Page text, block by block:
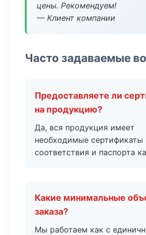
цены. Рекомендуем!
— Клиент компании
Часто задаваемые
Предоставляете ли
на продукцию?
Да, вся продукция имеет
необходимые сертификаты
соответствия и паспорта
Какие минимальные
заказа?
Мы работаем как с